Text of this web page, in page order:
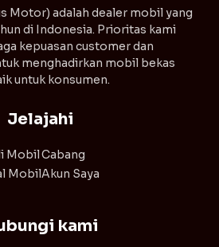
Motor) adalah dealer mobil yang
di Indonesia. Prioritas kami
kepuasan customer dan
menghadirkan mobil bekas
untuk konsumen.
Jelajahi
Mobil
Mobil
Cabang
Akun Saya
kami